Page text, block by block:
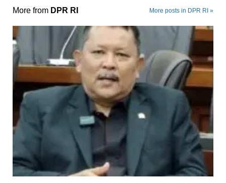
More from DPR RI More posts in DPR RI »